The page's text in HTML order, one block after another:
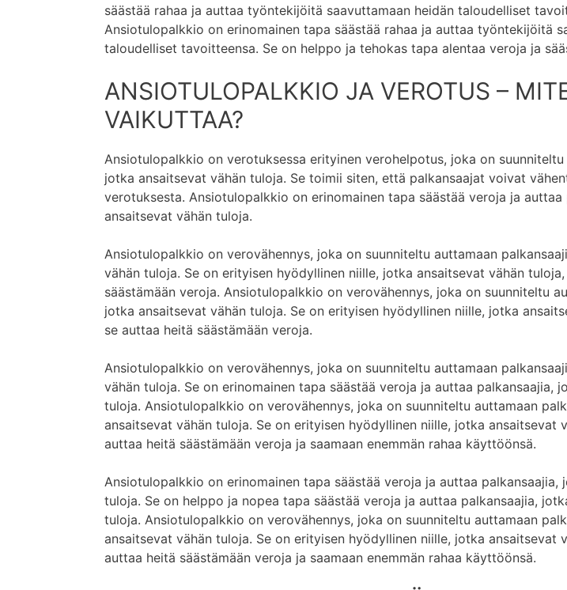
säästää rahaa ja auttaa työntekijöitä saavuttamaan heidän taloudelliset
Ansiotulopalkkio on erinomainen tapa säästää rahaa ja auttaa työntekijöitä
taloudelliset tavoitteensa. Se on helppo ja tehokas tapa alentaa veroja ja
ANSIOTULOPALKKIO JA VEROTUS –
VAIKUTTAA?
Ansiotulopalkkio on verotuksessa erityinen verohelpotus, joka on suunniteltu
jotka ansaitsevat vähän tuloja. Se toimii siten, että palkansaajat voivat
verotuksesta. Ansiotulopalkkio on erinomainen tapa säästää veroja ja auttaa
ansaitsevat vähän tuloja.
Ansiotulopalkkio on verovähennys, joka on suunniteltu auttamaan
vähän tuloja. Se on erityisen hyödyllinen niille, jotka ansaitsevat vähän
säästämään veroja. Ansiotulopalkkio on verovähennys, joka on suunniteltu
jotka ansaitsevat vähän tuloja. Se on erityisen hyödyllinen niille, jotka
se auttaa heitä säästämään veroja.
Ansiotulopalkkio on verovähennys, joka on suunniteltu auttamaan
vähän tuloja. Se on erinomainen tapa säästää veroja ja auttaa palkansaajia,
tuloja. Ansiotulopalkkio on verovähennys, joka on suunniteltu auttamaan
ansaitsevat vähän tuloja. Se on erityisen hyödyllinen niille, jotka ansaitsevat
auttaa heitä säästämään veroja ja saamaan enemmän rahaa käyttöönsä.
Ansiotulopalkkio on erinomainen tapa säästää veroja ja auttaa palkansaajia,
tuloja. Se on helppo ja nopea tapa säästää veroja ja auttaa palkansaajia,
tuloja. Ansiotulopalkkio on verovähennys, joka on suunniteltu auttamaan
ansaitsevat vähän tuloja. Se on erityisen hyödyllinen niille, jotka ansaitsevat
auttaa heitä säästämään veroja ja saamaan enemmän rahaa käyttöönsä.